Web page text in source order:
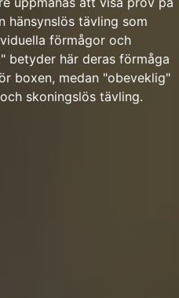
hänsynslös tävling som
förmågor och
betyder här deras förmåga
boxen, medan "obeveklig"
skoningslös tävling.